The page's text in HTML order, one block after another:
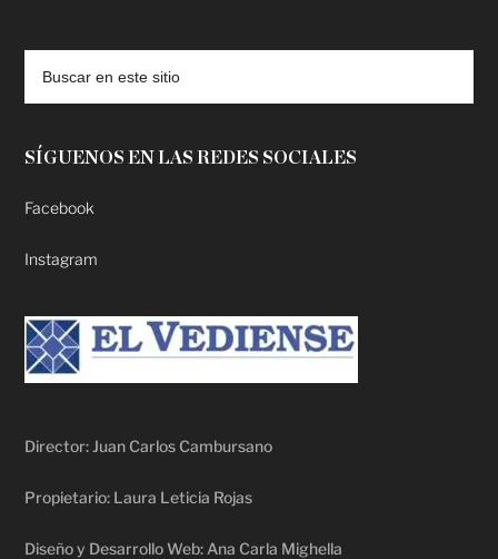
SÍGUENOS EN LAS REDES SOCIALES
Facebook
Instagram
Director: Juan Carlos Cambursano
Propietario: Laura Leticia Rojas
Diseño y Desarrollo Web: Ana Carla Mighella